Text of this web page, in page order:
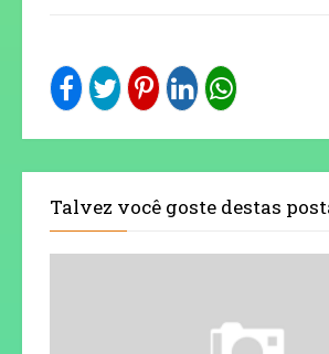
Talvez você goste destas